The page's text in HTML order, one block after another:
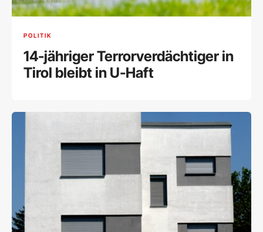
POLITIK
14-jähriger Terrorverdächtiger in
Tirol bleibt in U-Haft